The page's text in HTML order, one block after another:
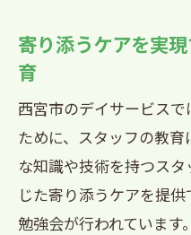
寄り添うケアを実
育
西宮市のデイサービス
ために、スタッフの教
な知識や技術を持つス
じた寄り添うケアを提
勉強会が行われていま